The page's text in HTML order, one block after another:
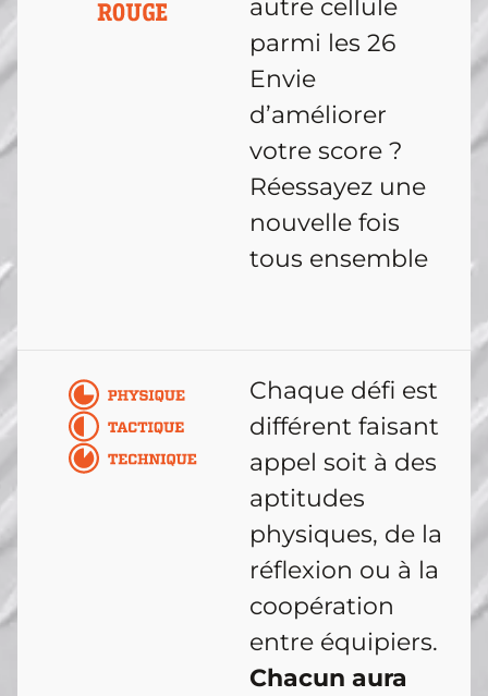
autre cellule
parmi les 26
Envie
d’améliorer
votre score ?
Réessayez une
nouvelle fois
tous ensemble
Chaque défi est
différent faisant
appel soit à des
aptitudes
physiques, de la
réflexion ou à la
coopération
entre équipiers.
Chacun aura